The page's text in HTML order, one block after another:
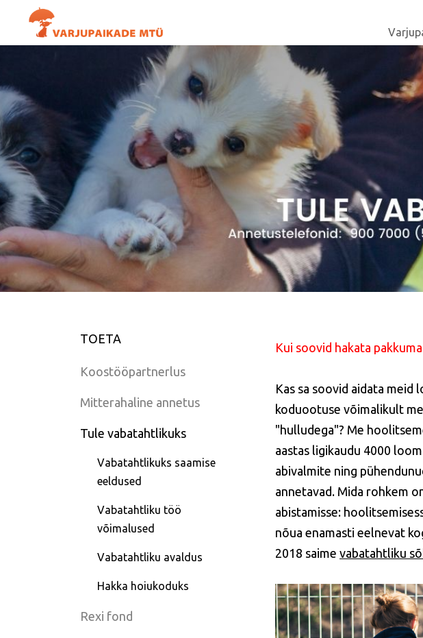
TOETA
Koostööpartnerlus
Mitterahaline annetus
Tule vabatahtlikuks
Vabatahtlikuks saamise
eeldused
Vabatahtliku töö
võimalused
Vabatahtliku avaldus
Hakka hoiukoduks
Rexi fond
Kui soovid hakata
Kas sa soovid aidata meid
koduootuse võimalikult
"hulludega"? Me
aastas ligikaudu 4000
abivalmite ning
annetavad. Mida rohkem
abistamisse:
nõua enamasti eelnevat
2018 saime vabatahtliku